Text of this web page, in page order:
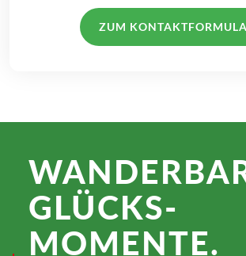
ZUM
GLÜCKS­
MOMENTE.